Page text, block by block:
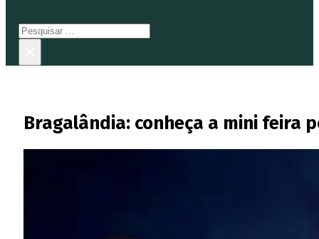
Pesquisar
Bragalândia: conheça a mini feira